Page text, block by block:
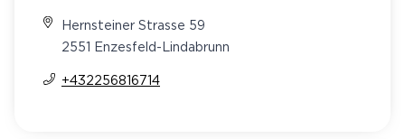
Hernsteiner Strasse 59
2551 Enzesfeld-Lindabrunn
+432256816714